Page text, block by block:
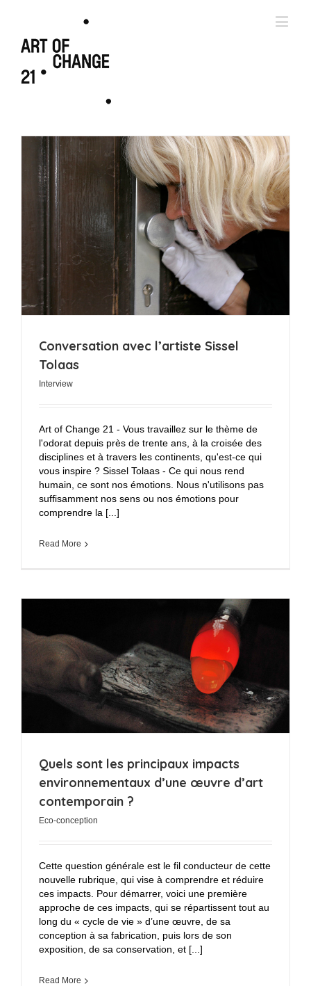
Conversation avec l’artiste Sissel
Tolaas
Interview
Art of Change 21 - Vous travaillez sur le thème de
l'odorat depuis près de trente ans, à la croisée des
disciplines et à travers les continents, qu'est-ce qui
vous inspire ? Sissel Tolaas - Ce qui nous rend
humain, ce sont nos émotions. Nous n'utilisons pas
suffisamment nos sens ou nos émotions pour
comprendre la [...]
Read More
Quels sont les principaux impacts
environnementaux d’une œuvre d’art
contemporain ?
Eco-conception
Cette question générale est le fil conducteur de cette
nouvelle rubrique, qui vise à comprendre et réduire
ces impacts. Pour démarrer, voici une première
approche de ces impacts, qui se répartissent tout au
long du « cycle de vie » d’une œuvre, de sa
conception à sa fabrication, puis lors de son
exposition, de sa conservation, et [...]
Read More